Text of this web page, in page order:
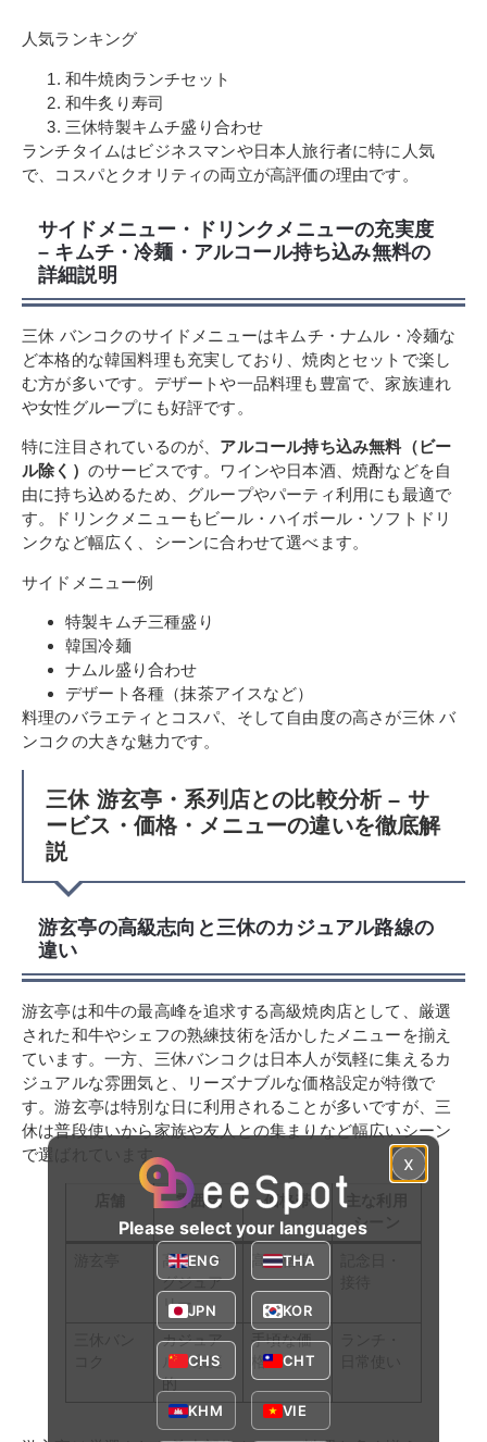
人気ランキング
和牛焼肉ランチセット
和牛炙り寿司
三休特製キムチ盛り合わせ
ランチタイムはビジネスマンや日本人旅行者に特に人気
で、コスパとクオリティの両立が高評価の理由です。
サイドメニュー・ドリンクメニューの充実度
– キムチ・冷麺・アルコール持ち込み無料の
詳細説明
三休 バンコクのサイドメニューはキムチ・ナムル・冷麺な
ど本格的な韓国料理も充実しており、焼肉とセットで楽し
む方が多いです。デザートや一品料理も豊富で、家族連れ
や女性グループにも好評です。
特に注目されているのが、 アルコール持ち込み無料（ビー
ル除く） のサービスです。ワインや日本酒、焼酎などを自
由に持ち込めるため、グループやパーティ利用にも最適で
す。ドリンクメニューもビール・ハイボール・ソフトドリ
ンクなど幅広く、シーンに合わせて選べます。
サイドメニュー例
特製キムチ三種盛り
韓国冷麺
ナムル盛り合わせ
デザート各種（抹茶アイスなど）
料理のバラエティとコスパ、そして自由度の高さが三休 バ
ンコクの大きな魅力です。
三休 游玄亭・系列店との比較分析 – サ
ービス・価格・メニューの違いを徹底解
説
游玄亭の高級志向と三休のカジュアル路線の
違い
游玄亭は和牛の最高峰を追求する高級焼肉店として、厳選
された和牛やシェフの熟練技術を活かしたメニューを揃え
ています。一方、三休バンコクは日本人が気軽に集えるカ
ジュアルな雰囲気と、リーズナブルな価格設定が特徴で
す。游玄亭は特別な日に利用されることが多いですが、三
休は普段使いから家族や友人との集まりなど幅広いシーン
で選ばれています。
雰囲気 価格帯
主な利用
シーン
高級・ラ
グジュア
リー
高価格帯
カジュア
ル・家庭
的
手頃な価
格
x
Please select your languages
ENG THA
JPN KOR
CHS CHT
KHM VIE